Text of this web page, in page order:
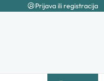
Prijava ili registracija